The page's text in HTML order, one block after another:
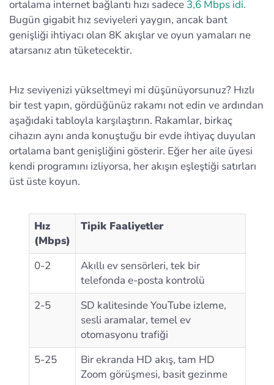
ortalama internet bağlantı hızı sadece 3,6 Mbps idi.
Bugün gigabit hız seviyeleri yaygın, ancak bant
genişliği ihtiyacı olan 8K akışlar ve oyun yamaları ne
atarsanız atın tüketecektir.
Hız seviyenizi yükseltmeyi mi düşünüyorsunuz? Hızlı
bir test yapın, gördüğünüz rakamı not edin ve ardından
aşağıdaki tabloyla karşılaştırın. Rakamlar, birkaç
cihazın aynı anda konuştuğu bir evde ihtiyaç duyulan
ortalama bant genişliğini gösterir. Eğer her aile üyesi
kendi programını izliyorsa, her akışın eşleştiği satırları
üst üste koyun.
Hız
(Mbps)
Tipik Faaliyetler
0-2
Akıllı ev sensörleri, tek bir
telefonda e-posta kontrolü
2-5
SD kalitesinde YouTube izleme,
sesli aramalar, temel ev
otomasyonu trafiği
5-25
Bir ekranda HD akış, tam HD
Zoom görüşmesi, basit gezinme